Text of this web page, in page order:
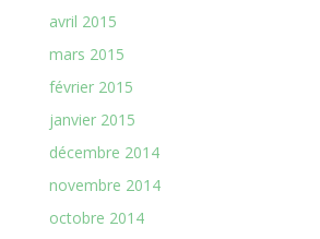
avril 2015
mars 2015
février 2015
janvier 2015
décembre 2014
novembre 2014
octobre 2014